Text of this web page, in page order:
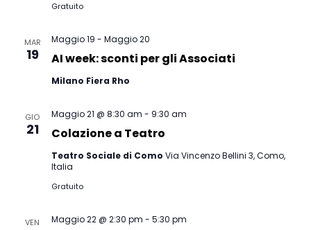
Gratuito
MAR
19 AI week: sconti per gli Associati
Maggio 19 - Maggio 20
Milano Fiera Rho
GIO
21 Colazione a Teatro
Maggio 21 @ 8:30 am - 9:30 am
Teatro Sociale di Como Via Vincenzo Bellini 3, Como,
Italia
Gratuito
VEN Maggio 22 @ 2:30 pm - 5:30 pm